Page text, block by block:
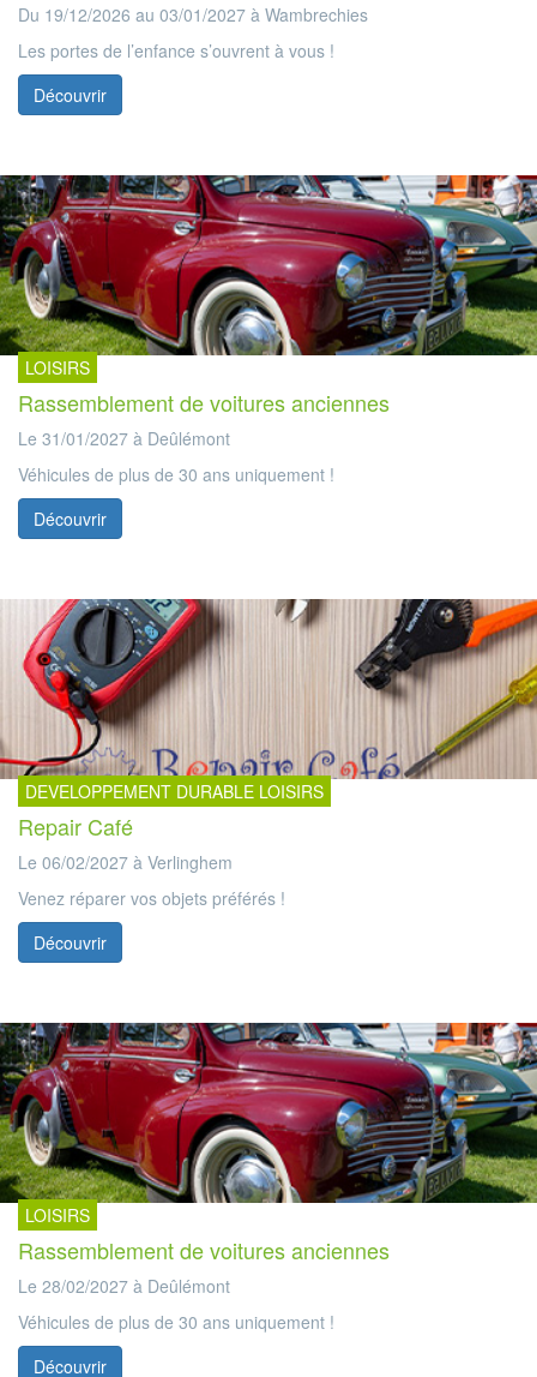
Du 19/12/2026 au 03/01/2027 à Wambrechies
Les portes de l’enfance s’ouvrent à vous !
Découvrir
LOISIRS
Rassemblement de voitures anciennes
Le 31/01/2027 à Deûlémont
Véhicules de plus de 30 ans uniquement !
Découvrir
DEVELOPPEMENT DURABLE LOISIRS
Repair Café
Le 06/02/2027 à Verlinghem
Venez réparer vos objets préférés !
Découvrir
LOISIRS
Rassemblement de voitures anciennes
Le 28/02/2027 à Deûlémont
Véhicules de plus de 30 ans uniquement !
Découvrir